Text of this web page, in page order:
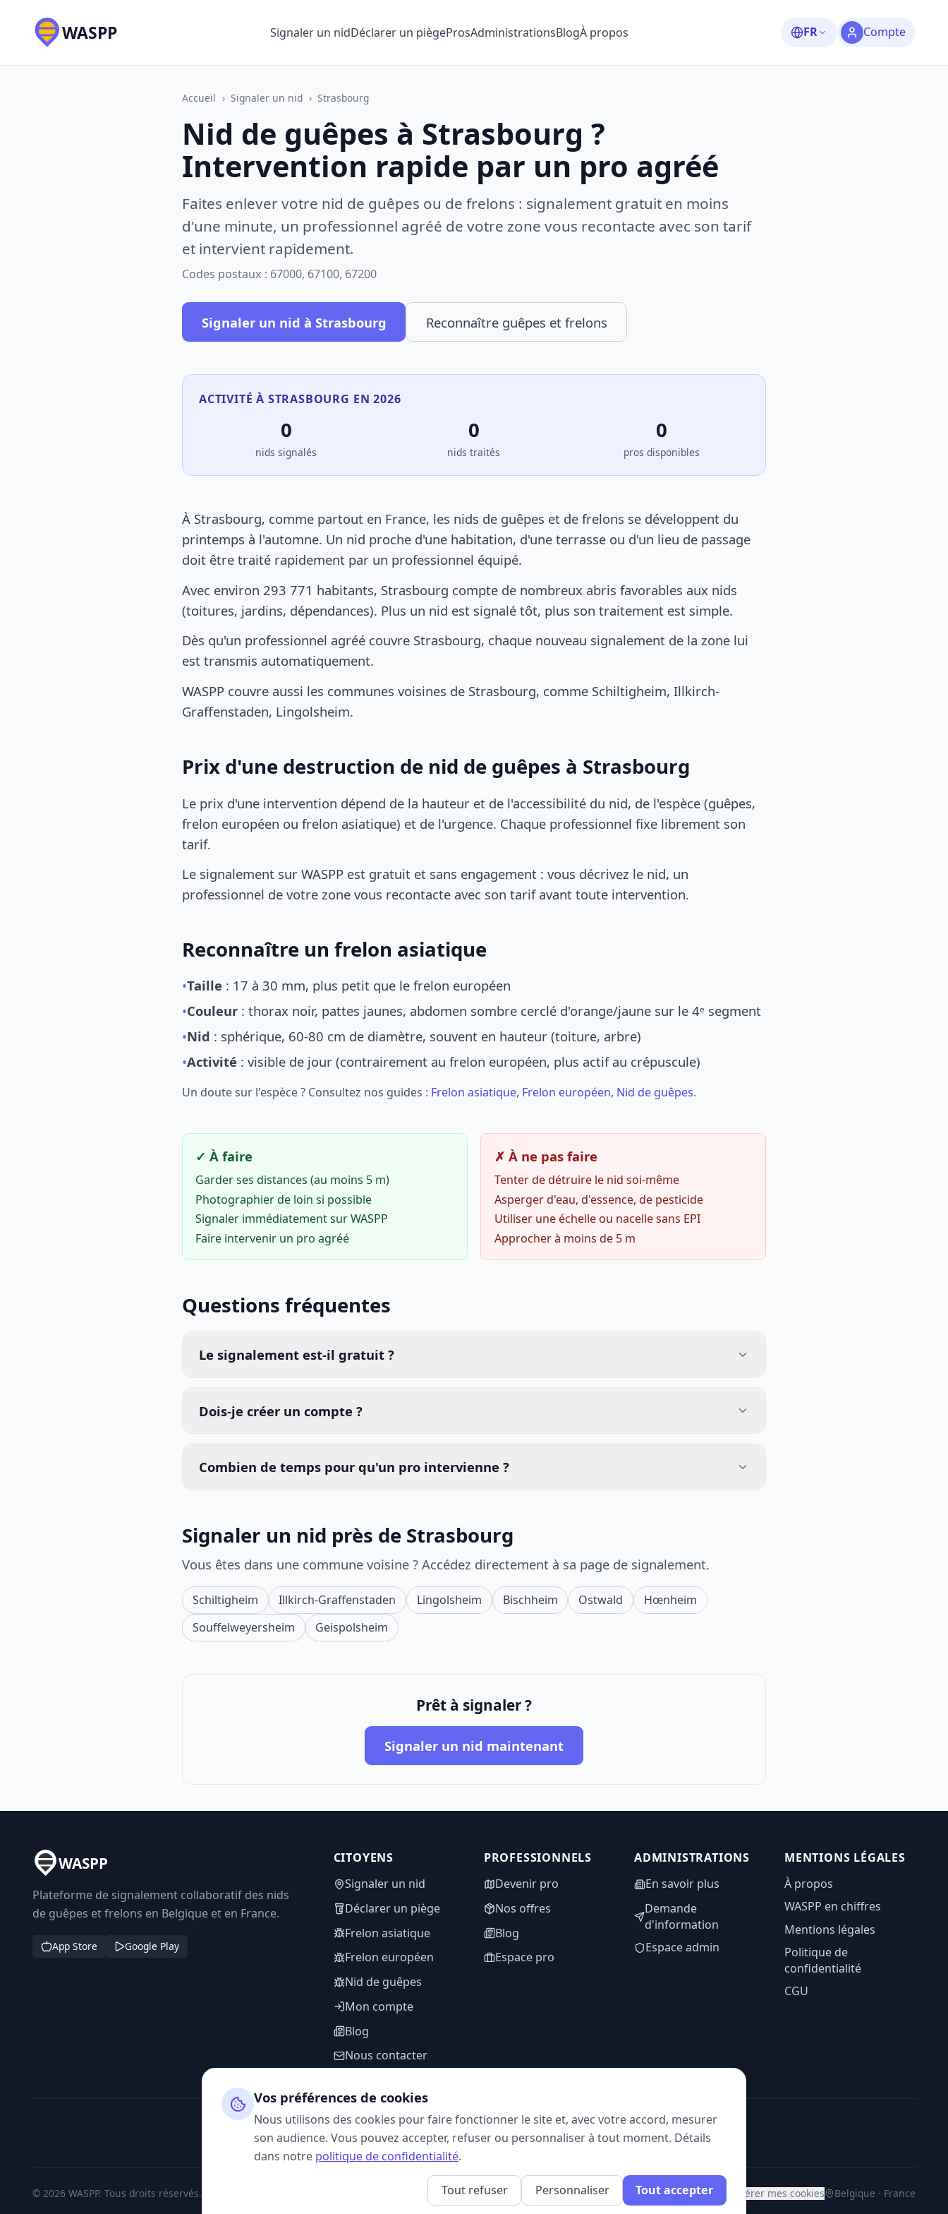
WASPP Signaler un nidDéclarer un piègeProsAdministrationsBlogÀ propos FR Compte
Accueil › Signaler un nid › Strasbourg
Nid de guêpes à Strasbourg ?
Intervention rapide par un pro agréé
Faites enlever votre nid de guêpes ou de frelons : signalement gratuit en moins
d'une minute, un professionnel agréé de votre zone vous recontacte avec son tarif
et intervient rapidement.
Codes postaux : 67000, 67100, 67200
Signaler un nid à Strasbourg Reconnaître guêpes et frelons
ACTIVITÉ À STRASBOURG EN 2026
0
nids signalés
0
nids traités
0
pros disponibles
À Strasbourg, comme partout en France, les nids de guêpes et de frelons se développent du
printemps à l'automne. Un nid proche d'une habitation, d'une terrasse ou d'un lieu de passage
doit être traité rapidement par un professionnel équipé.
Avec environ 293 771 habitants, Strasbourg compte de nombreux abris favorables aux nids
(toitures, jardins, dépendances). Plus un nid est signalé tôt, plus son traitement est simple.
Dès qu'un professionnel agréé couvre Strasbourg, chaque nouveau signalement de la zone lui
est transmis automatiquement.
WASPP couvre aussi les communes voisines de Strasbourg, comme Schiltigheim, Illkirch-
Graffenstaden, Lingolsheim.
Prix d'une destruction de nid de guêpes à Strasbourg
Le prix d'une intervention dépend de la hauteur et de l'accessibilité du nid, de l'espèce (guêpes,
frelon européen ou frelon asiatique) et de l'urgence. Chaque professionnel fixe librement son
tarif.
Le signalement sur WASPP est gratuit et sans engagement : vous décrivez le nid, un
professionnel de votre zone vous recontacte avec son tarif avant toute intervention.
Reconnaître un frelon asiatique
•Taille : 17 à 30 mm, plus petit que le frelon européen
•Couleur : thorax noir, pattes jaunes, abdomen sombre cerclé d'orange/jaune sur le 4ᵉ segment
•Nid : sphérique, 60-80 cm de diamètre, souvent en hauteur (toiture, arbre)
•Activité : visible de jour (contrairement au frelon européen, plus actif au crépuscule)
Un doute sur l'espèce ? Consultez nos guides : Frelon asiatique, Frelon européen, Nid de guêpes.
✓ À faire
Garder ses distances (au moins 5 m)
Photographier de loin si possible
Signaler immédiatement sur WASPP
Faire intervenir un pro agréé
✗ À ne pas faire
Tenter de détruire le nid soi-même
Asperger d'eau, d'essence, de pesticide
Utiliser une échelle ou nacelle sans EPI
Approcher à moins de 5 m
Questions fréquentes
Le signalement est-il gratuit ?
Dois-je créer un compte ?
Combien de temps pour qu'un pro intervienne ?
Signaler un nid près de Strasbourg
Vous êtes dans une commune voisine ? Accédez directement à sa page de signalement.
Schiltigheim Illkirch-Graffenstaden Lingolsheim Bischheim Ostwald
Hœnheim
Souffelweyersheim
Geispolsheim
Prêt à signaler ?
Signaler un nid maintenant
WASPP
Plateforme de signalement collaboratif des nids
de guêpes et frelons en Belgique et en France.
App Store Google Play
CITOYENS
Signaler un nid
Déclarer un piège
Frelon asiatique
Frelon européen
Nid de guêpes
Mon compte
Blog
Nous contacter
PROFESSIONNELS
Devenir pro
Nos offres
Blog
Espace pro
ADMINISTRATIONS
En savoir plus
Demande
d'information
Espace admin
MENTIONS LÉGALES
À propos
WASPP en chiffres
Mentions légales
Politique de
confidentialité
CGU
SUIVEZ-NOUS
© 2026 WASPP. Tous droits réservés. Gérer mes cookies Belgique · France
Vos préférences de cookies
Nous utilisons des cookies pour faire fonctionner le site et, avec votre accord, mesurer
son audience. Vous pouvez accepter, refuser ou personnaliser à tout moment. Détails
dans notre politique de confidentialité.
Tout refuser Personnaliser Tout accepter